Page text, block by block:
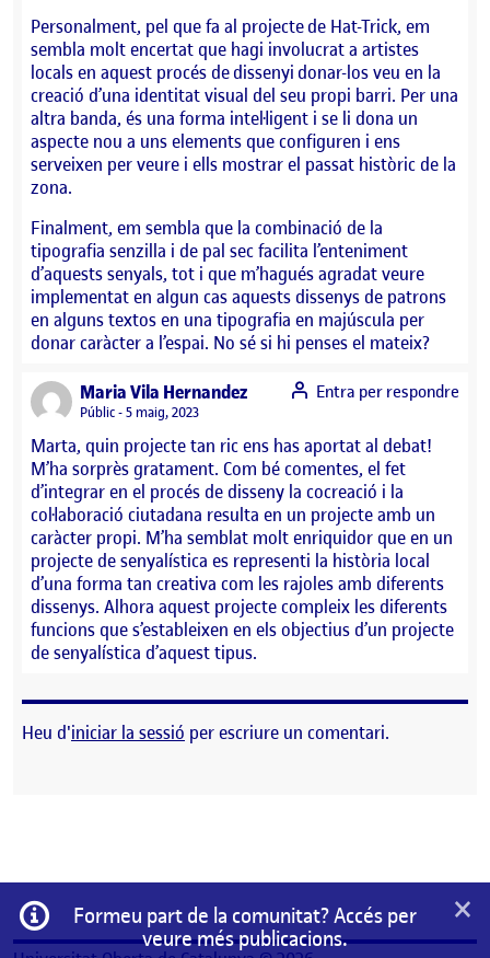
Personalment, pel que fa al projecte de Hat-Trick, em
sembla molt encertat que hagi involucrat a artistes
locals en aquest procés de dissenyi donar-los veu en la
creació d’una identitat visual del seu propi barri. Per una
altra banda, és una forma intel·ligent i se li dona un
aspecte nou a uns elements que configuren i ens
serveixen per veure i ells mostrar el passat històric de la
zona.
Finalment, em sembla que la combinació de la
tipografia senzilla i de pal sec facilita l’enteniment
d’aquests senyals, tot i que m’hagués agradat veure
implementat en algun cas aquests dissenys de patrons
en alguns textos en una tipografia en majúscula per
donar caràcter a l’espai. No sé si hi penses el mateix?
Maria Vila Hernandezsays:
Visibilitat:
Públic 5 maig, 2023
Marta, quin projecte tan ric ens has aportat al debat!
M’ha sorprès gratament. Com bé comentes, el fet
d’integrar en el procés de disseny la cocreació i la
col·laboració ciutadana resulta en un projecte amb un
caràcter propi. M’ha semblat molt enriquidor que en un
projecte de senyalística es representi la història local
d’una forma tan creativa com les rajoles amb diferents
dissenys. Alhora aquest projecte compleix les diferents
funcions que s’estableixen en els objectius d’un projecte
de senyalística d’aquest tipus.
Entra per respondre
Heu d'iniciar la sessió per escriure un comentari.
Informació
Formeu part de la comunitat? Accés per
veure més publicacions.
×